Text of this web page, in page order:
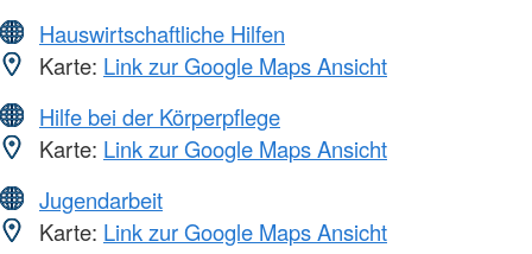
Hauswirtschaftliche Hilfen
Karte: Link zur Google Maps Ansicht
Hilfe bei der Körperpflege
Karte: Link zur Google Maps Ansicht
Jugendarbeit
Karte: Link zur Google Maps Ansicht